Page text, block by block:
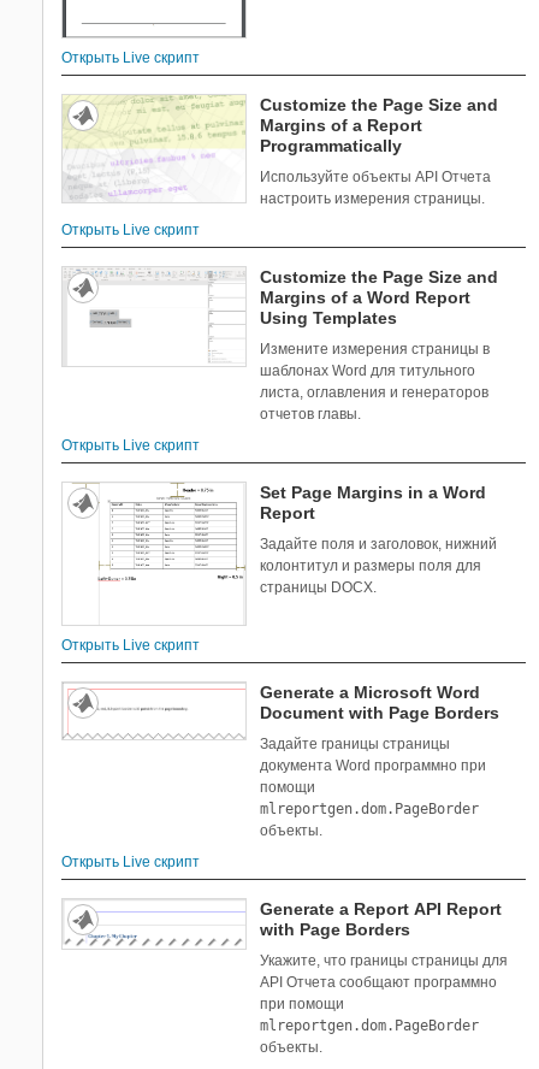
Открыть Live скрипт
Customize the Page Size and
Margins of a Report
Programmatically
Используйте объекты API Отчета
настроить измерения страницы.
Открыть Live скрипт
Customize the Page Size and
Margins of a Word Report
Using Templates
Измените измерения страницы в
шаблонах Word для титульного
листа, оглавления и генераторов
отчетов главы.
Открыть Live скрипт
Set Page Margins in a Word
Report
Задайте поля и заголовок, нижний
колонтитул и размеры поля для
страницы DOCX.
Открыть Live скрипт
Generate a Microsoft Word
Document with Page Borders
Задайте границы страницы
документа Word программно при
помощи
mlreportgen.dom.PageBorder
объекты.
Открыть Live скрипт
Generate a Report API Report
with Page Borders
Укажите, что границы страницы для
API Отчета сообщают программно
при помощи
mlreportgen.dom.PageBorder
объекты.